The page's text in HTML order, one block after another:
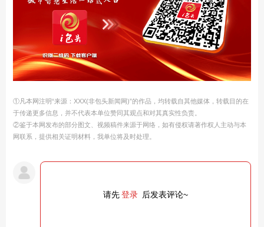
①凡本网注明“来源：XXX(非包头新闻网)”的作品，均转载自其他媒体，转载目的在
于传递更多信息，并不代表本单位赞同其观点和对其真实性负责。
②鉴于本网发布的部分图文、视频稿件来源于网络，如有侵权请著作权人主动与本
网联系，提供相关证明材料，我单位将及时处理。
请先登录 后发表评论~